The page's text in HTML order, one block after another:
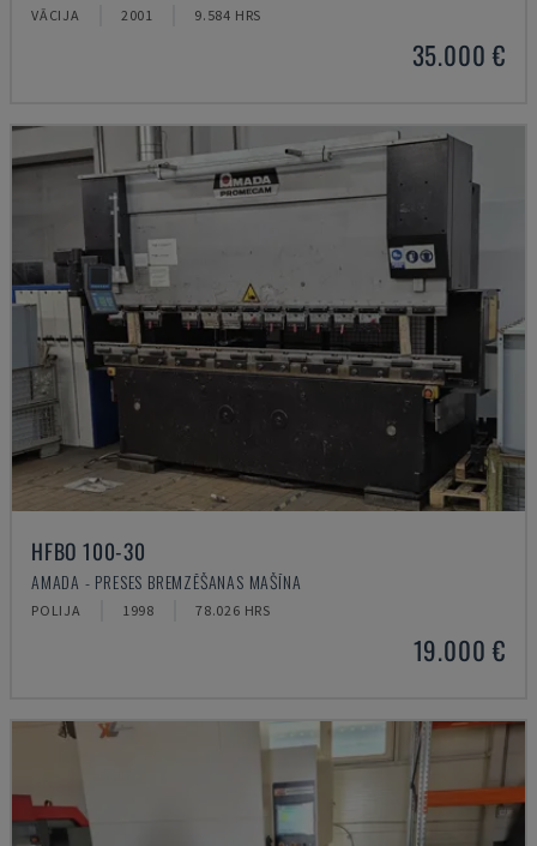
VĀCIJA 2001 9.584 HRS
35.000 €
HFBO 100-30
AMADA - PRESES BREMZĒŠANAS MAŠĪNA
POLIJA 1998 78.026 HRS
19.000 €